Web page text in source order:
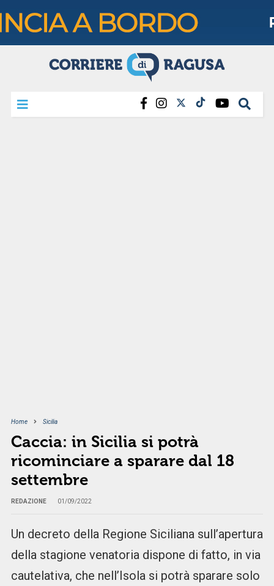
Home Sicilia
Caccia: in Sicilia si potrà
ricominciare a sparare dal 18
settembre
REDAZIONE 01/09/2022
Un decreto della Regione Siciliana sull’apertura
della stagione venatoria dispone di fatto, in via
cautelativa, che nell’Isola si potrà sparare solo